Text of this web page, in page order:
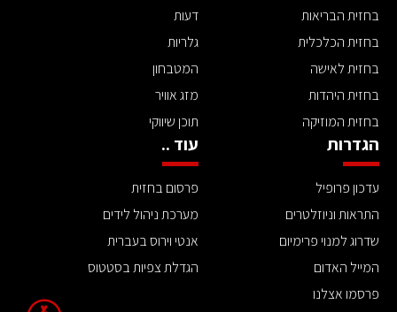
בחזית הבריאות
בחזית הכלכלית
בחזית לאישה
בחזית היהדות
בחזית המוזיקה
דעות
גלריות
המטבחון
מזג אוויר
תוכן שיווקי
הגדרות
עדכון פרופיל
התראות וניוזלטרים
שדרוג למנוי פרימיום
המייל האדום
פרסמו אצלנו
עוד ..
פרסום בחזית
מערכת ניהול לידים
אנטי וירוס בעברית
הגדלת צפיות בסטטוס